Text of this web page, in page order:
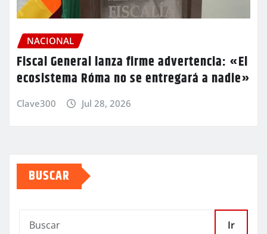
NACIONAL
Fiscal General lanza firme advertencia: «El
ecosistema Róma no se entregará a nadie»
Clave300 Jul 28, 2026
BUSCAR
Ir